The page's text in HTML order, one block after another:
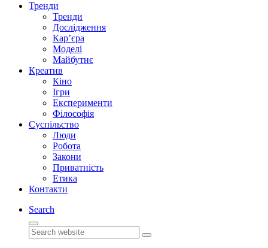
Тренди
Тренди
Дослідження
Кар’єра
Моделі
Майбутнє
Креатив
Кіно
Ігри
Експерименти
Філософія
Суспільство
Люди
Робота
Закони
Приватність
Етика
Контакти
Search
Search